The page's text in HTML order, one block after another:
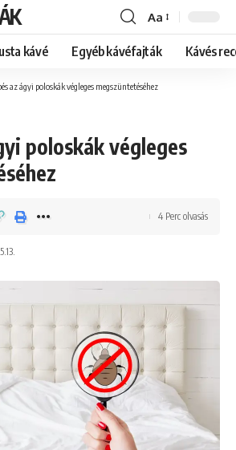
Font
Resizer
Aa
kávé Egyéb kávéfajták Kávés
az ágyi poloskák végleges megszüntetéséhez
poloskák végleges
4 Perc olvasás